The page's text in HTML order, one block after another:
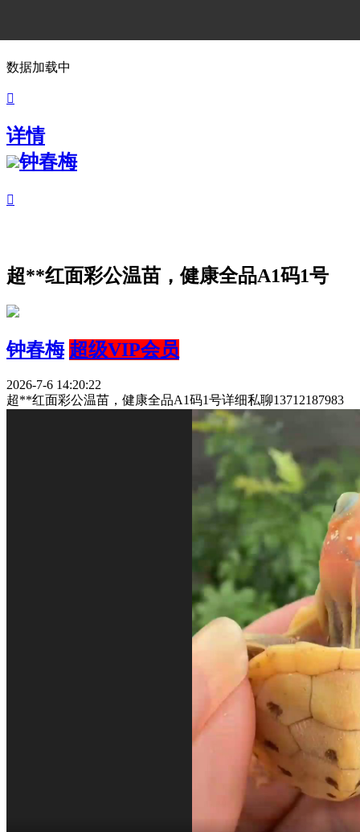
数据加载中

详情
钟春梅

超**红面彩公温苗，健康全品A1码1号
钟春梅 超级VIP会员
2026-7-6 14:20:22
超**红面彩公温苗，健康全品A1码1号详细私聊13712187983